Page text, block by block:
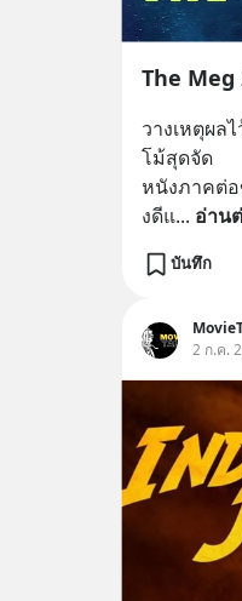
วางเหตุผล
โม้สุดจัด
หนังภาคต่
งดีแ... อ่าน
บันทึก
2 ก.ค.